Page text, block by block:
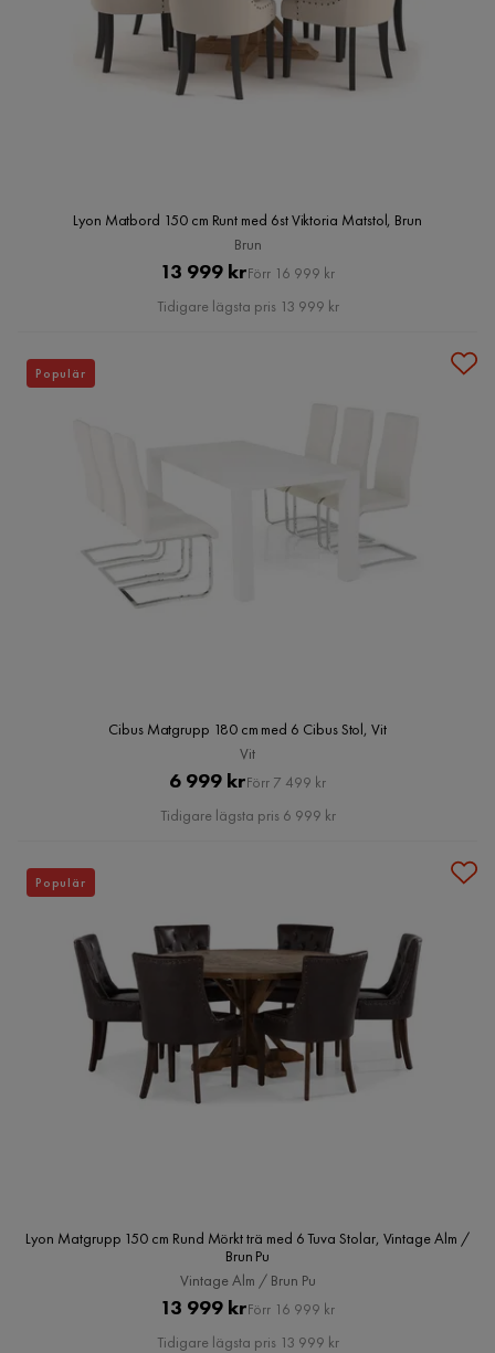
Lyon Matbord 150 cm Runt med 6st Viktoria Matstol, Brun
Brun
Pris
13 999 krOriginal
Pris
Förr 16 999 kr
Tidigare lägsta pris 13 999 kr
Cibus Matgrupp 180 cm med 6 Cibus Stol, Vit
Vit
Pris
6 999 krOriginal
Pris
Förr 7 499 kr
Tidigare lägsta pris 6 999 kr
Populär
Lyon Matgrupp 150 cm Rund Mörkt trä med 6 Tuva Stolar, Vintage Alm /
Brun Pu
Vintage Alm / Brun Pu
Pris
13 999 krOriginal
Pris
Förr 16 999 kr
Tidigare lägsta pris 13 999 kr
Populär